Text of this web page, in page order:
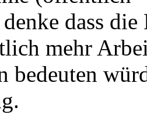
dass
mehr
bedeuten